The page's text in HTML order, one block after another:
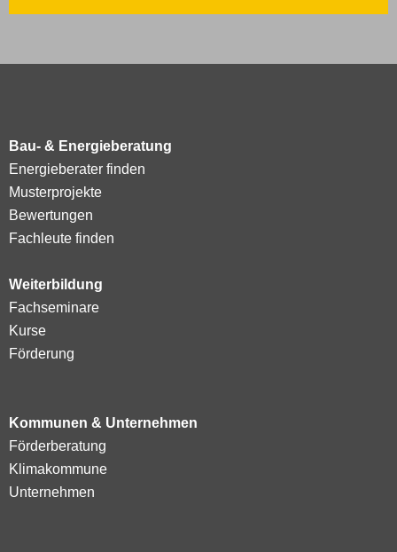
Bau- & Energieberatung
Energieberater finden
Musterprojekte
Bewertungen
Fachleute finden
Weiterbildung
Fachseminare
Kurse
Förderung
Kommunen & Unternehmen
Förderberatung
Klimakommune
Unternehmen